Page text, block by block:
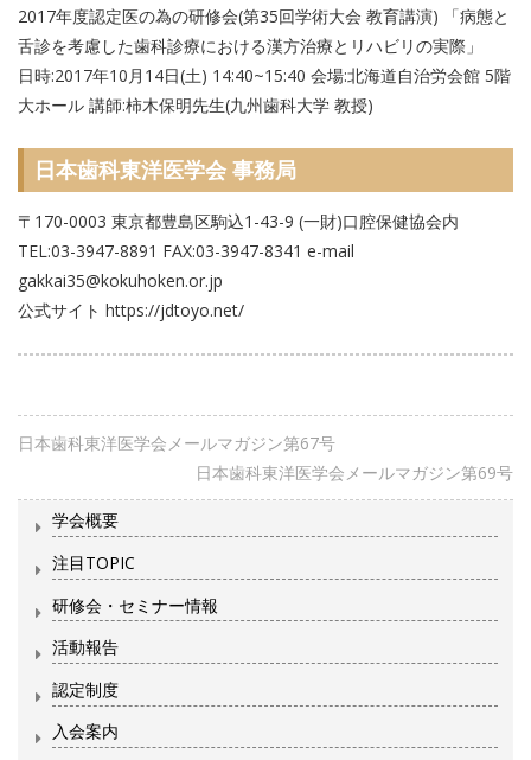
2017年度認定医の為の研修会(第35回学術大会 教育講演) 「病態と
舌診を考慮した歯科診療における漢方治療とリハビリの実際」
日時:2017年10月14日(土) 14:40~15:40 会場:北海道自治労会館 5階
大ホール 講師:柿木保明先生(九州歯科大学 教授)
日本歯科東洋医学会 事務局
〒170-0003 東京都豊島区駒込1-43-9 (一財)口腔保健協会内
TEL:03-3947-8891 FAX:03-3947-8341 e-mail
gakkai35@kokuhoken.or.jp
公式サイト https://jdtoyo.net/
日本歯科東洋医学会メールマガジン第67号
日本歯科東洋医学会メールマガジン第69号
学会概要
注目TOPIC
研修会・セミナー情報
活動報告
認定制度
入会案内